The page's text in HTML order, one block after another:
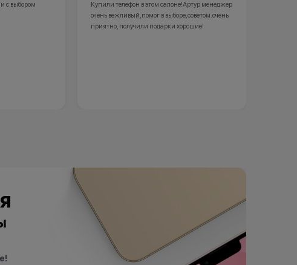
салоне!Артур менеджер
пришла по рекомендациям в данный магазин,
купила себе новый айфончик в рассрочку,
осталась довольна, подарки и гарантия на